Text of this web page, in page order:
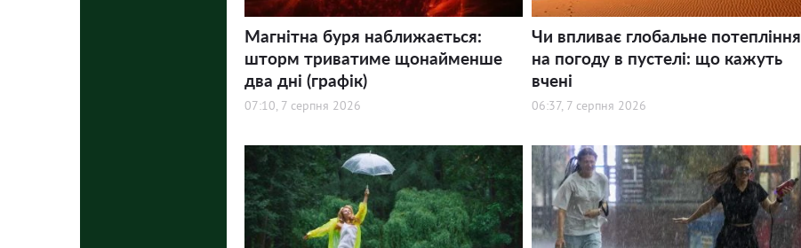
Магнітна буря наближається:
шторм триватиме щонайменше
два дні (графік)
07:10, 7 серпня 2026
Чи впливає глобальне потепління
на погоду в пустелі: що кажуть
вчені
06:37, 7 серпня 2026